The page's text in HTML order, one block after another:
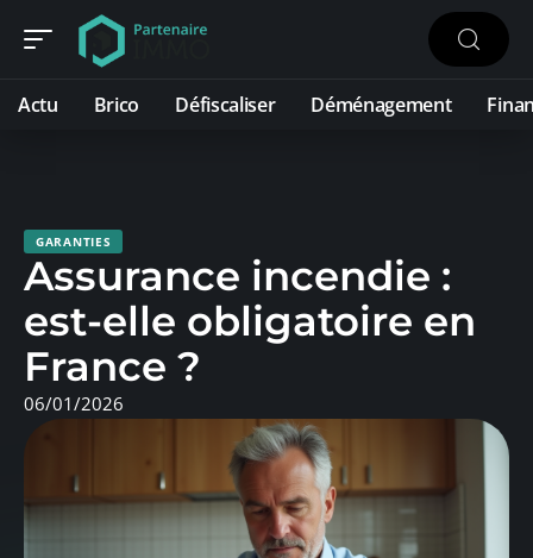
Actu Brico Défiscaliser Déménagement
GARANTIES
Assurance incendie :
est-elle obligatoire en
France ?
06/01/2026